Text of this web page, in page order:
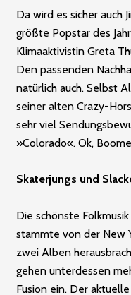
Da wird es sicher auch
größte Popstar des
Klimaaktivistin Greta
Den passenden
natürlich auch. Selbst
seiner alten Crazy-
sehr viel
»Colorado«. Ok,
Skaterjungs und
Die schönste
stammte von der New
zwei Alben
gehen unterdessen
Fusion ein. Der